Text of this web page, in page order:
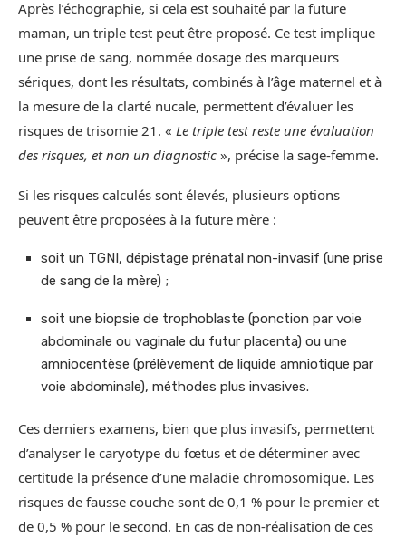
Après l’échographie, si cela est souhaité par la future
maman, un triple test peut être proposé. Ce test implique
une prise de sang, nommée dosage des marqueurs
sériques, dont les résultats, combinés à l’âge maternel et à
la mesure de la clarté nucale, permettent d’évaluer les
risques de trisomie 21. « Le triple test reste une évaluation
des risques, et non un diagnostic », précise la sage-femme.
Si les risques calculés sont élevés, plusieurs options
peuvent être proposées à la future mère :
soit un TGNI, dépistage prénatal non-invasif (une prise
de sang de la mère) ;
soit une biopsie de trophoblaste (ponction par voie
abdominale ou vaginale du futur placenta) ou une
amniocentèse (prélèvement de liquide amniotique par
voie abdominale), méthodes plus invasives.
Ces derniers examens, bien que plus invasifs, permettent
d’analyser le caryotype du fœtus et de déterminer avec
certitude la présence d’une maladie chromosomique. Les
risques de fausse couche sont de 0,1 % pour le premier et
de 0,5 % pour le second. En cas de non-réalisation de ces